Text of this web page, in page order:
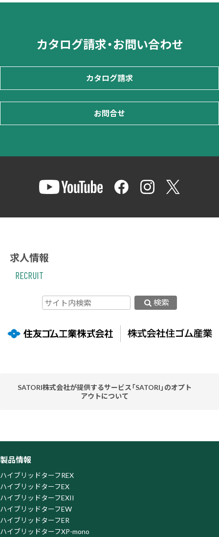
カタログ請求・お問い合わせ
カタログ請求
お問合せ
求人情報
RECRUIT
検索
SATORI株式会社が提供するサービス「SATORI」のオプト
アウトについて
のアクセス履歴を取得・蓄積しておりますが、この取得・蓄積
プトアウトページ」よりオプトアウトを行ってください。な
お、オプトアウトがなされた場合は、当社がウェブサイト上で
提供するサービスの一部を利用できなくなる場合がございま
すので、ご了承ください。
オプトアウトページ
製品情報
ハイブリッドターフREX
ハイブリッドターフEX
ハイブリッドターフEXII
ハイブリッドターフEW
ハイブリッドターフER
ハイブリッドターフXP-mono